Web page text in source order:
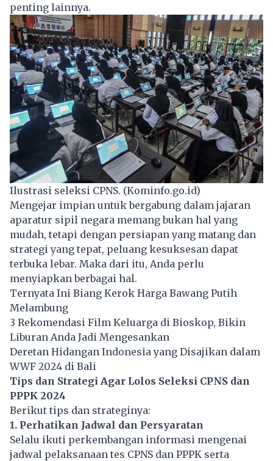
penting lainnya.
Ilustrasi seleksi CPNS. (Kominfo.go.id)
Mengejar impian untuk bergabung dalam jajaran
aparatur sipil negara memang bukan hal yang
mudah, tetapi dengan persiapan yang matang dan
strategi yang tepat, peluang kesuksesan dapat
terbuka lebar. Maka dari itu, Anda perlu
menyiapkan berbagai hal.
Ternyata Ini Biang Kerok Harga Bawang Putih
Melambung
3 Rekomendasi Film Keluarga di Bioskop, Bikin
Liburan Anda Jadi Mengesankan
Deretan Hidangan Indonesia yang Disajikan dalam
WWF 2024 di Bali
Tips dan Strategi Agar Lolos Seleksi CPNS dan
PPPK 2024
Berikut tips dan strateginya:
1. Perhatikan Jadwal dan Persyaratan
Selalu ikuti perkembangan informasi mengenai
jadwal pelaksanaan tes CPNS dan PPPK serta